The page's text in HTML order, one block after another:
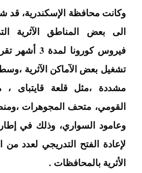
وكانت محافظة الإسكندرية، قد
الى بعض المناطق الآثرية
فيروس كورونا
تشغيل بعض الآماكن الآثرية
مشددة ،مثل قلعة قايتباى ،
القومي، متحف المجوهرات
وعامود السواري، وذلك في إطار
لإعادة الفتح التدريجي لعدد من
الأثرية بالمحافظات .